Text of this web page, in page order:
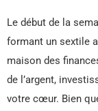
Le début de la
formant un sextile
maison des
de l’argent,
votre cœur. Bien